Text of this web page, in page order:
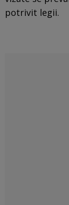
potrivit legii.